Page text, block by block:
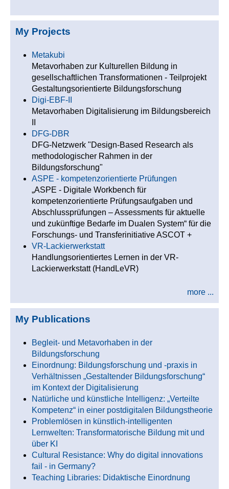
My Projects
Metakubi
Metavorhaben zur Kulturellen Bildung in
gesellschaftlichen Transformationen - Teilprojekt
Gestaltungsorientierte Bildungsforschung
Digi-EBF-II
Metavorhaben Digitalisierung im Bildungsbereich
DFG-DBR
DFG-Netzwerk "Design-Based Research als
methodologischer Rahmen in der
Bildungsforschung"
ASPE - kompetenzorientierte Prüfungen
„ASPE - Digitale Workbench für
kompetenzorientierte Prüfungsaufgaben und
Abschlussprüfungen – Assessments für aktuelle
und zukünftige Bedarfe im Dualen System“ für die
Forschungs- und Transferinitiative ASCOT +
VR-Lackierwerkstatt
Handlungsorientiertes Lernen in der VR-
Lackierwerkstatt (HandLeVR)
more ...
My Publications
Begleit- und Metavorhaben in der
Bildungsforschung
Einordnung: Bildungsforschung und -praxis in
Verhältnissen „Gestaltender Bildungsforschung“
im Kontext der Digitalisierung
Natürliche und künstliche Intelligenz: „Verteilte
Kompetenz“ in einer postdigitalen Bildungstheorie
Problemlösen in künstlich-intelligenten
Lernwelten: Transformatorische Bildung mit und
über KI
Cultural Resistance: Why do digital innovations
fail - in Germany?
Teaching Libraries: Didaktische Einordnung